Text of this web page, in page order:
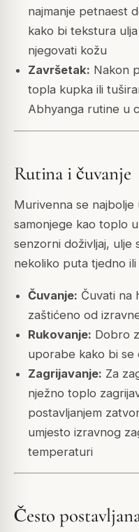
najmanje petnaest
kako bi tekstura
njegovati kožu
Završetak: Nakon
topla kupka ili
Abhyanga rutine u
Rutina i čuvanje
Murivenna se
samonjege kao toplo
senzorni doživljaj, ulje
nekoliko puta tjedno
Čuvanje: Čuvati na
zaštićeno od
Rukovanje: Dobro
uporabe kako bi se
Zagrijavanje: Za
nježno toplo
postavljanjem
umjesto izravnog
temperaturi
Često